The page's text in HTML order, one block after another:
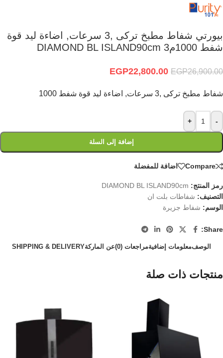
بيورتي شفاط مطبخ تركى ,3 سرعات, اضاءة ليد قوة
شفط 1000م3 DIAMOND BL ISLAND90cm
EGP26,900.00
EGP22,800.00
شفاط مطبخ تركى ,3 سرعات, اضاءة ليد قوة شفط 1000
-
+
إضافة إلى السلة
Compare اضافة للمفضلة
رمز المنتج: DIAMOND BL ISLAND90cm
التصنيف: شفاطات بلت ان
الوسم: شفاط جزيرة
Share:
الوصفمعلومات إضافيةمراجعات (0) عن الماركةSHIPPING & DELIVERY
منتجات ذات صلة